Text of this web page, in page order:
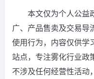
本文仅为个人公益
广、产品售卖及交易导
使用行为，内容仅供学
站点，专注雾化行业政
不涉及任何经营性活动